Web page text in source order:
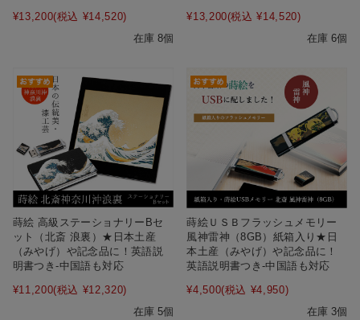
¥13,200(税込 ¥14,520)
在庫 8個
¥13,200(税込 ¥14,520)
在庫 6個
蒔絵 高級ステーショナリーBセ
ット（北斎 浪裏）★日本土産
（みやげ）や記念品に！英語説
明書つき-中国語も対応
¥11,200(税込 ¥12,320)
在庫 5個
蒔絵ＵＳＢフラッシュメモリー
風神雷神（8GB）紙箱入り★日
本土産（みやげ）や記念品に！
英語説明書つき-中国語も対応
¥4,500(税込 ¥4,950)
在庫 3個